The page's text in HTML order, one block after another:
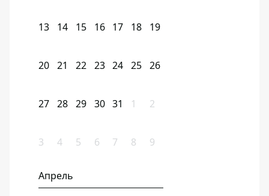
13 14 15 16 17 18 19
20 21 22 23 24 25 26
27 28 29 30 31 1 2
3 4 5 6 7 8 9
Апрель